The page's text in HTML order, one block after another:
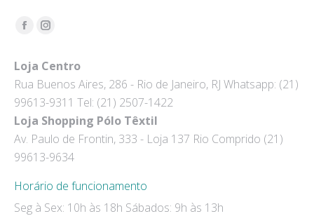
Encontre-nos em:
Facebook
opens
in
new
window
Instagram
opens
in
new
window
Loja Centro
Rua Buenos Aires, 286 - Rio de Janeiro, RJ Whatsapp: (21)
99613-9311 Tel: (21) 2507-1422
Loja Shopping Pólo Têxtil
Av. Paulo de Frontin, 333 - Loja 137 Rio Comprido (21)
99613-9634
Horário de funcionamento
Seg à Sex: 10h às 18h Sábados: 9h às 13h